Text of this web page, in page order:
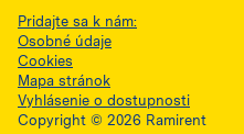
Pridajte sa k nám:
Osobné údaje
Cookies
Mapa stránok
Vyhlásenie o dostupnosti
Copyright © 2026 Ramirent